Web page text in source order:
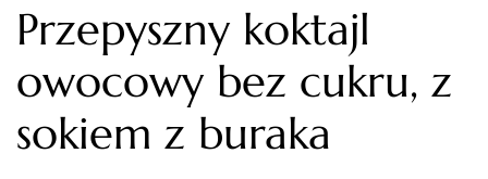
Przepyszny koktajl
owocowy bez cukru, z
sokiem z buraka